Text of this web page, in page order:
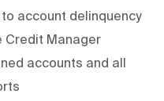
account delinquency
Credit Manager
accounts and all